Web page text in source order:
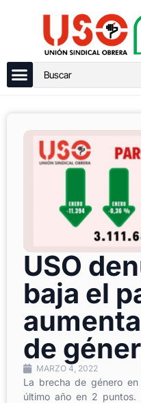
USO
baja el
de
MARZO 4, 2022
La brecha de género
último año en 2 puntos.